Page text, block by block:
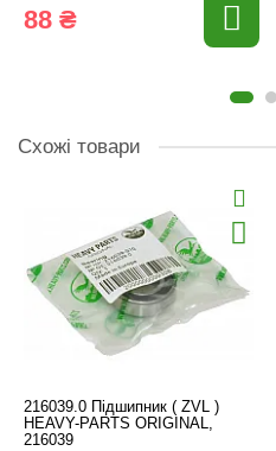
88 ₴
Схожі товари
216039.0 Підшипник ( ZVL )
HEAVY-PARTS ORIGINAL,
216039